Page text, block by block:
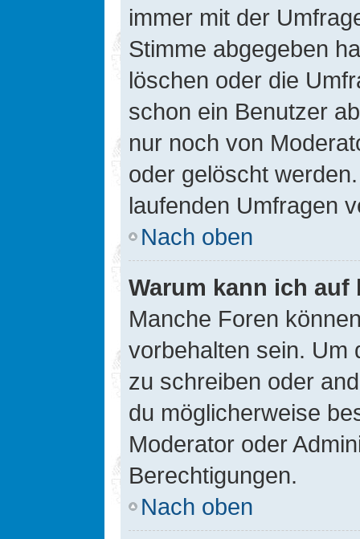
immer mit der
Stimme abgegeben
löschen oder die
schon ein Benutzer
nur noch von
oder gelöscht
laufenden Umfragen
Nach oben
Warum kann ich
Manche Foren
vorbehalten sein. Um
zu schreiben oder
du möglicherweise
Moderator oder
Berechtigungen.
Nach oben